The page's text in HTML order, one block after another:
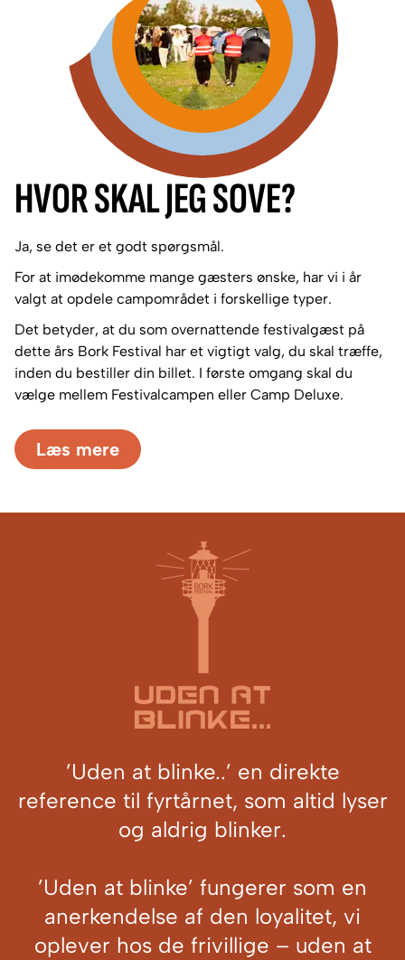
HVOR SKAL JEG SOVE?
Ja, se det er et godt spørgsmål.
For at imødekomme mange gæsters ønske, har vi i år
valgt at opdele campområdet i forskellige typer.
Det betyder, at du som overnattende festivalgæst på
dette års Bork Festival har et vigtigt valg, du skal træffe,
inden du bestiller din billet. I første omgang skal du
vælge mellem Festivalcampen eller Camp Deluxe.
Læs mere
’Uden at blinke..’ en direkte
reference til fyrtårnet, som altid lyser
og aldrig blinker.
’Uden at blinke’ fungerer som en
anerkendelse af den loyalitet, vi
oplever hos de frivillige – uden at